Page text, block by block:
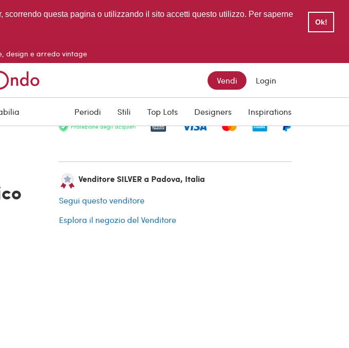
questa pagina o utilizzando il sito accetti questo utilizzo. Per saperne
Ok!
design e arredo vintage
Vendi Login
Periodi Stili Top Lots Designers Inspirations
VENDUTO
Protezione degli acquisti
Venditore SILVER a Padova, Italia
Segui questo venditore
Esplora il negozio del Venditore